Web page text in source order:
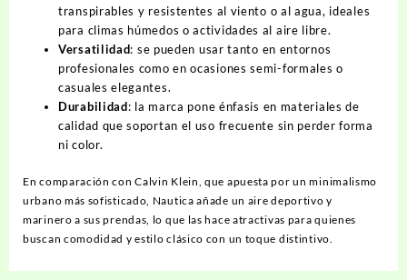
transpirables y resistentes al viento o al agua, ideales
para climas húmedos o actividades al aire libre.
Versatilidad: se pueden usar tanto en entornos
profesionales como en ocasiones semi-formales o
casuales elegantes.
Durabilidad: la marca pone énfasis en materiales de
calidad que soportan el uso frecuente sin perder forma
ni color.
En comparación con Calvin Klein, que apuesta por un minimalismo
urbano más sofisticado, Nautica añade un aire deportivo y
marinero a sus prendas, lo que las hace atractivas para quienes
buscan comodidad y estilo clásico con un toque distintivo.